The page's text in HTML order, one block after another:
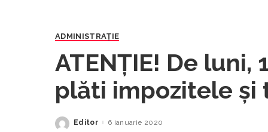
ADMINISTRAŢIE
ATENȚIE! De luni,
plăti impozitele şi
anul 2020
Posted
Editor 6 ianuarie 2020